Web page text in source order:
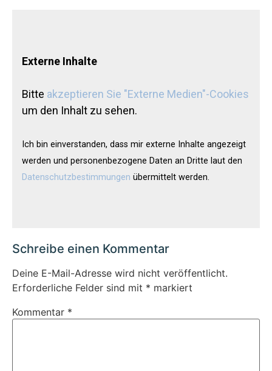
Externe Inhalte
Bitte akzeptieren Sie "Externe Medien"-Cookies
um den Inhalt zu sehen.
Ich bin einverstanden, dass mir externe Inhalte angezeigt
werden und personenbezogene Daten an Dritte laut den
Datenschutzbestimmungen übermittelt werden.
Schreibe einen Kommentar
Deine E-Mail-Adresse wird nicht veröffentlicht.
Erforderliche Felder sind mit * markiert
Kommentar *